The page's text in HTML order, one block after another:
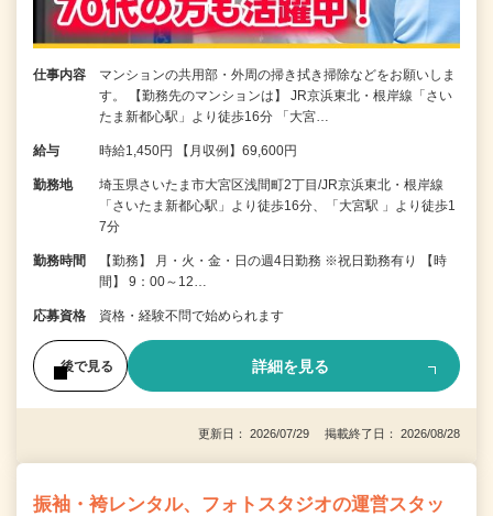
仕事内容
マンションの共用部・外周の掃き拭き掃除などをお願いしま
す。 【勤務先のマンションは】 JR京浜東北・根岸線「さい
たま新都心駅」より徒歩16分 「大宮…
給与 時給1,450円 【月収例】69,600円
勤務地
埼玉県さいたま市大宮区浅間町2丁目/JR京浜東北・根岸線
「さいたま新都心駅」より徒歩16分、「大宮駅 」より徒歩1
7分
勤務時間
【勤務】 月・火・金・日の週4日勤務 ※祝日勤務有り 【時
間】 9：00～12…
応募資格 資格・経験不問で始められます
後で見る 詳細を見る
更新日： 2026/07/29 掲載終了日： 2026/08/28
振袖・袴レンタル、フォトスタジオの運営スタッ